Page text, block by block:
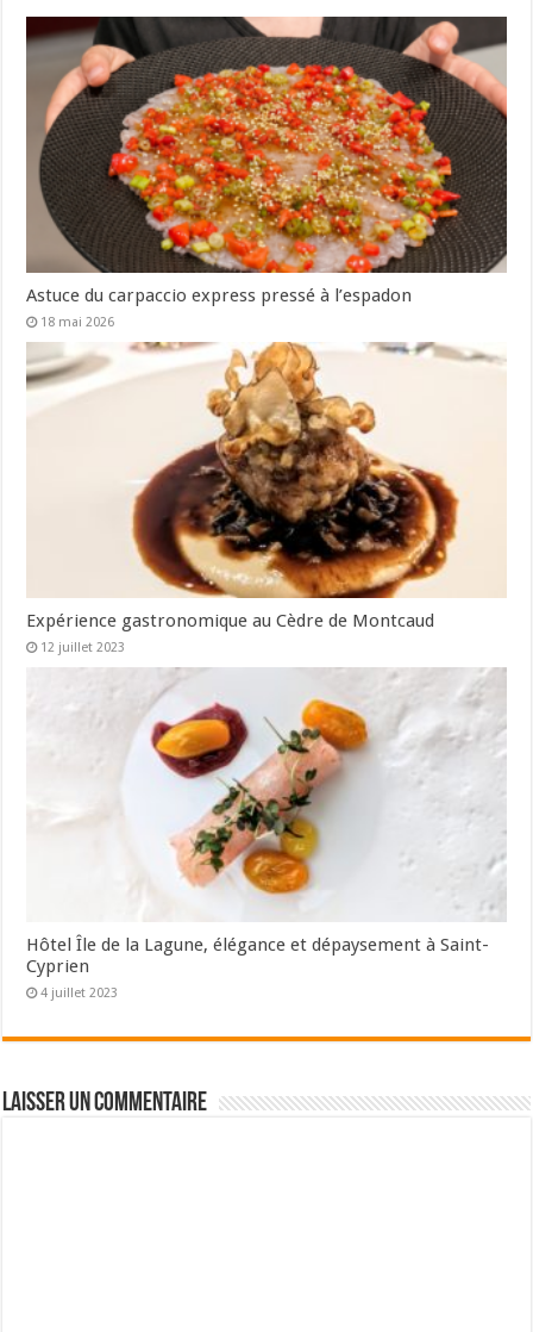
Astuce du carpaccio express pressé à l’espadon
18 mai 2026
Expérience gastronomique au Cèdre de Montcaud
12 juillet 2023
Hôtel Île de la Lagune, élégance et dépaysement à Saint-
Cyprien
4 juillet 2023
Laisser un commentaire